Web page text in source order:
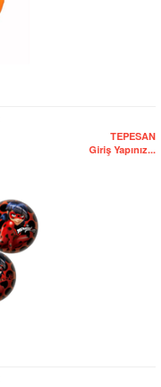
TEPESAN
Giriş Yapınız...